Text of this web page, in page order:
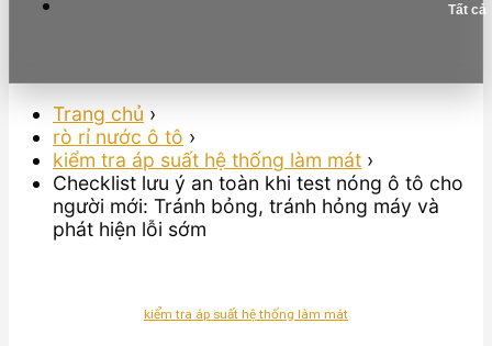
Tất cả
Trang chủ ›
rò rỉ nước ô tô ›
kiểm tra áp suất hệ thống làm mát ›
Checklist lưu ý an toàn khi test nóng ô tô cho
người mới: Tránh bỏng, tránh hỏng máy và
phát hiện lỗi sớm
kiểm tra áp suất hệ thống làm mát